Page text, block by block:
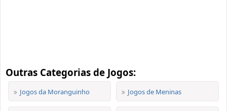
Outras Categorias de Jogos:
Jogos da Moranguinho Jogos de Meninas